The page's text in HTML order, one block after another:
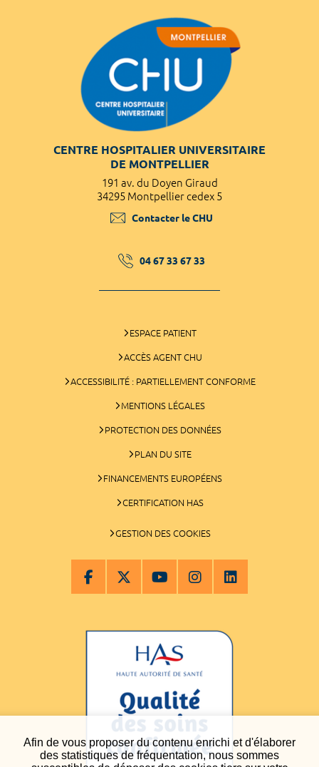
Afin de vous proposer du contenu enrichi et d'élaborer
des statistiques de fréquentation, nous sommes
CENTRE HOSPITALIER UNIVERSITAIRE
DE MONTPELLIER
191 av. du Doyen Giraud
34295 Montpellier cedex 5
Contacter le CHU
04 67 33 67 33
ESPACE PATIENT
ACCÈS AGENT CHU
ACCESSIBILITÉ : PARTIELLEMENT CONFORME
MENTIONS LÉGALES
PROTECTION DES DONNÉES
PLAN DU SITE
FINANCEMENTS EUROPÉENS
CERTIFICATION HAS
GESTION DES COOKIES